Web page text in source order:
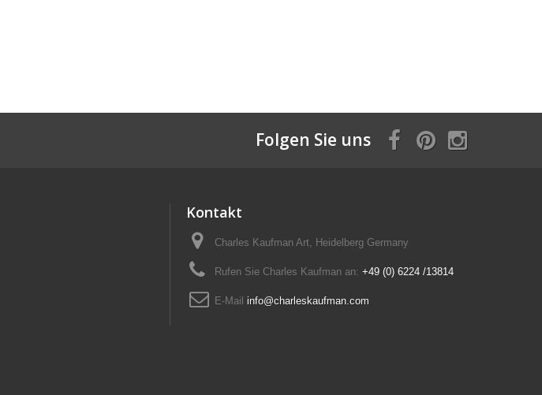
Folgen Sie uns
Kontakt
Charles Kaufman Art, Heidelberg Germany
Rufen Sie Charles Kaufman an: +49 (0) 6224 /13814
E-Mail info@charleskaufman.com